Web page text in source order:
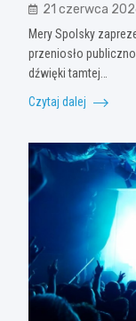
21 czerwca
Mery Spolsky
przeniosło
dźwięki tamtej…
Czytaj dalej